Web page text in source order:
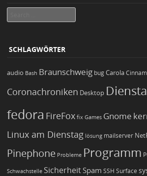
SCHLAGWÖRTER
audio Bash Braunschweig bugCarola
Coronachroniken Desktop
fedora FireFox fix Games Gnome
Linux am Dienstag lösung mailserver
Pinephone Probleme Programm
Schwachstelle Sicherheit Spam SSH Surface